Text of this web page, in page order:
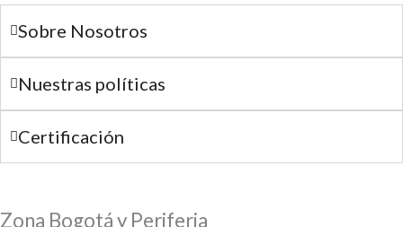
o
k
r
a
m
i
n
Sobre Nosotros
Nuestras políticas
Certificación
Zona Bogotá y Periferia